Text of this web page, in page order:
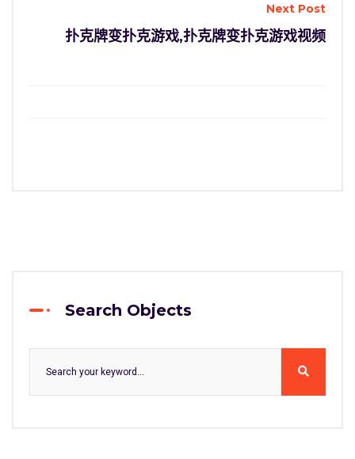
Next Post
扑克牌变扑克游戏,扑克牌变扑克游戏视频
Search Objects